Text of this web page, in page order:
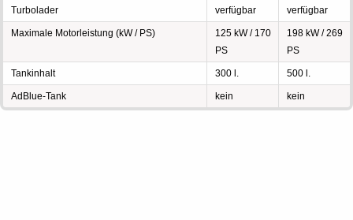
Turbolader verfügbar verfügbar
Maximale Motorleistung (kW / PS)
125 kW / 170
PS
198 kW / 269
PS
Tankinhalt 300 l. 500 l.
AdBlue-Tank kein kein